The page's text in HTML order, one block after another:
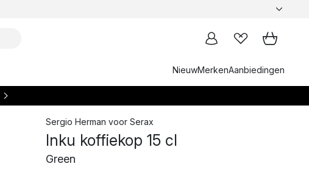
NieuwMerkenAanbiedingen
Sergio Herman voor Serax
Inku koffiekop 15 cl
Green